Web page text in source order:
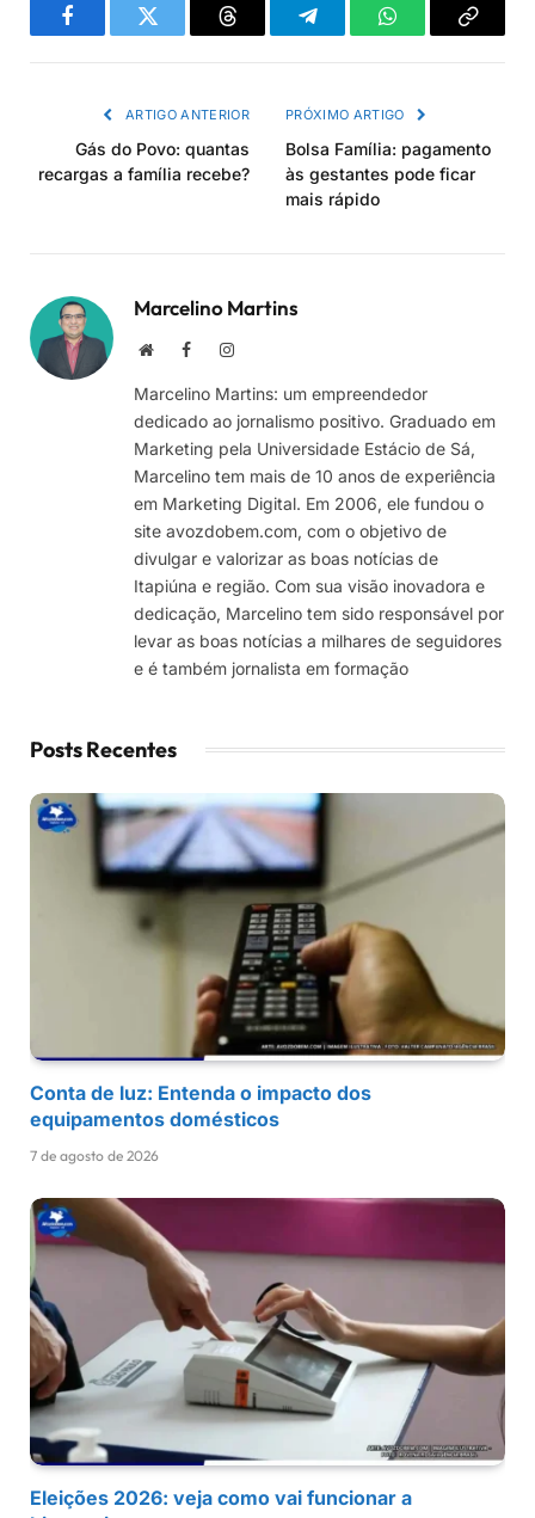
FacebookTwitter Threads TelegramWhatsAppCopiar
ARTIGO ANTERIOR
Gás do Povo: quantas
recargas a família recebe?
PRÓXIMO ARTIGO
Bolsa Família: pagamento
às gestantes pode ficar
mais rápido
Marcelino Martins
Site FacebookInstagram
Marcelino Martins: um empreendedor
dedicado ao jornalismo positivo. Graduado em
Marketing pela Universidade Estácio de Sá,
Marcelino tem mais de 10 anos de experiência
em Marketing Digital. Em 2006, ele fundou o
site avozdobem.com, com o objetivo de
divulgar e valorizar as boas notícias de
Itapiúna e região. Com sua visão inovadora e
dedicação, Marcelino tem sido responsável por
levar as boas notícias a milhares de seguidores
e é também jornalista em formação
Posts Recentes
Conta de luz: Entenda o impacto dos
equipamentos domésticos
7 de agosto de 2026
Eleições 2026: veja como vai funcionar a